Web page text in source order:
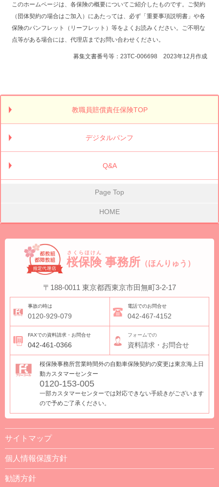
このホームページは、各保険の概要についてご紹介したものです。ご契約
（団体契約の場合はご加入）にあたっては、必ず「重要事項説明書」や各
保険のパンフレット（リーフレット）等をよくお読みください。ご不明な
点等がある場合には、代理店までお問い合わせください。
募集文書番号等：23TC-006698 2023年12月作成
教職員賠償責任保険TOP
デジタルパンフ
Q&A
Page Top
HOME
桜保険
さくらほけん
事務所 （ほんりゅう）
〒188-0011 東京都西東京市田無町3-2-17
事故の時は
0120-929-079
電話でのお問合せ
042-467-4152
FAXでの資料請求・お問合せ
042-461-0366
フォームでの
資料請求・お問合せ
桜保険事務所営業時間外の自動車保険契約の変更は東京海上日
動カスタマーセンター
0120-153-005
一部カスタマーセンターでは対応できない手続きがございます
ので予めご了承ください。
サイトマップ
個人情報保護方針
勧誘方針